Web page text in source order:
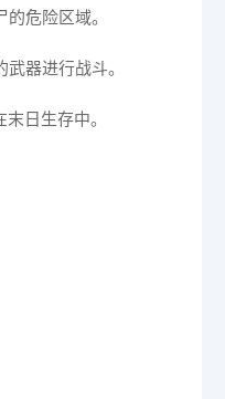
危险区域。
器进行战斗。
日生存中。